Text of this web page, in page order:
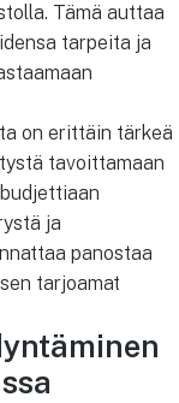
Tämä auttaa
tarpeita ja
on erittäin tärkeä
tavoittamaan
ja
panostaa
tarjoamat